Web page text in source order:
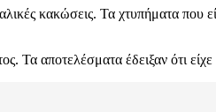
κακώσεις. Τα χτυπήματα που
Τα αποτελέσματα έδειξαν ότι